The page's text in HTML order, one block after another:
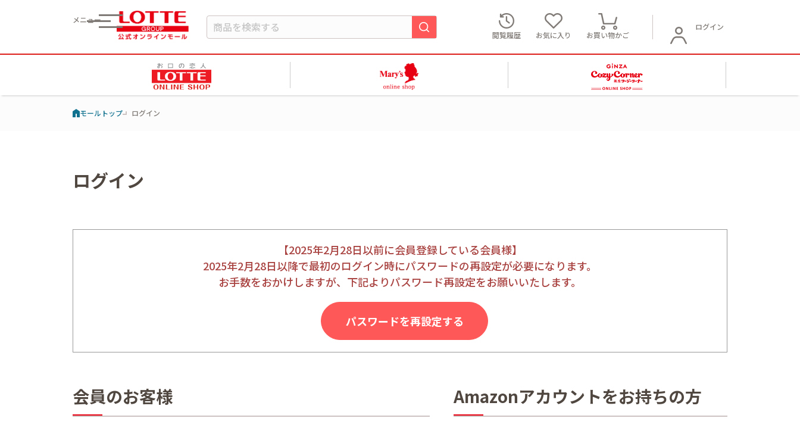
メニュー
閲覧履歴
お気に入り お買い物かご
ログイン
モールトップ ログイン
ログイン
【2025年2月28日以前に会員登録している会員様】
2025年2月28日以降で最初のログイン時にパスワードの再設定が必要になります。
お手数をおかけしますが、下記よりパスワード再設定をお願いいたします。
パスワードを再設定する
会員のお客様 Amazonアカウントをお持ちの方